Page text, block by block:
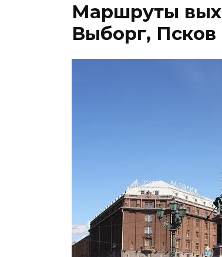
Маршруты
Выборг, Псков